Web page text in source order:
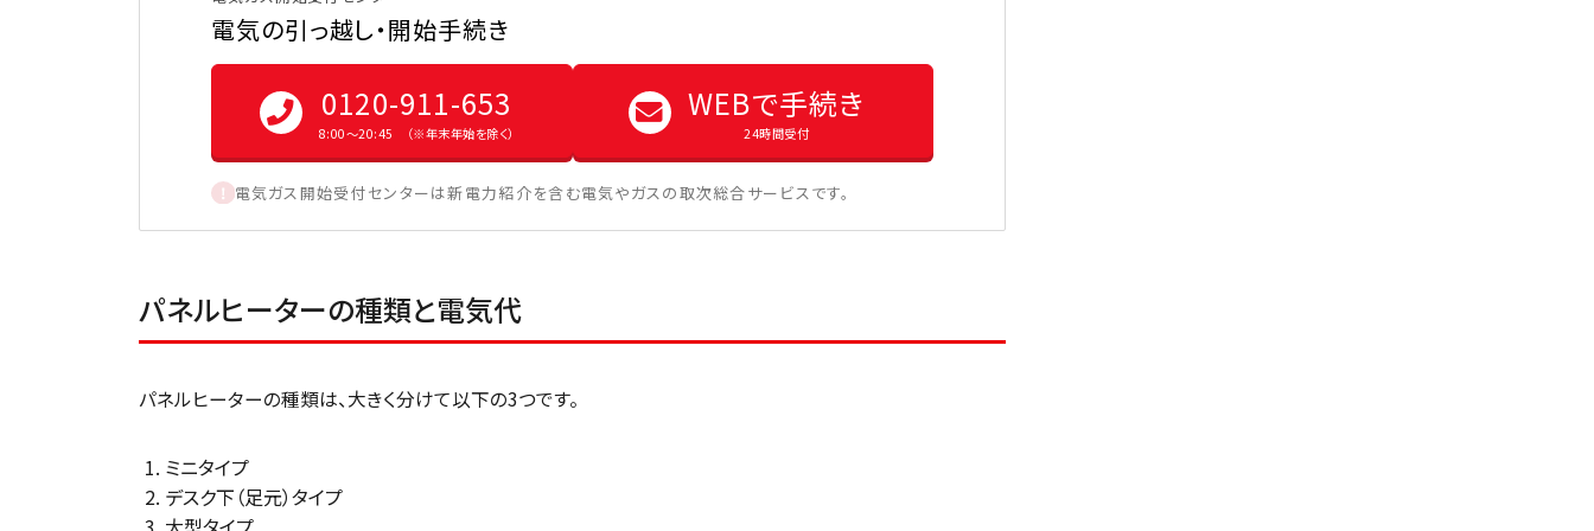
電気の引っ越し・開始手続き
0120-911-653
8:00〜20:45 （※年末年始を除く）
WEBで手続き
24時間受付
電気ガス開始受付センターは新電力紹介を含む電気やガスの取次総合サービスです。
パネルヒーターの種類と電気代
パネルヒーターの種類は、大きく分けて以下の3つです。
ミニタイプ
デスク下（足元）タイプ